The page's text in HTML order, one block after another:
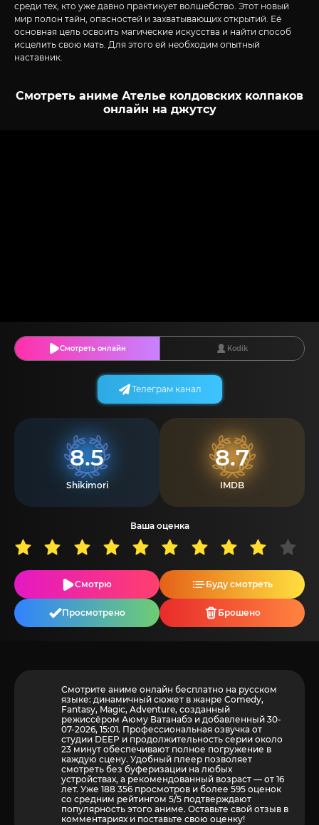
среди тех, кто уже давно практикует волшебство. Этот новый
мир полон тайн, опасностей и захватывающих открытий. Её
основная цель освоить магические искусства и найти способ
исцелить свою мать. Для этого ей необходим опытный
наставник.
Смотреть аниме Ателье колдовских колпаков
онлайн на джутсу
Смотреть онлайн Kodik
8.5
Shikimori
8.7
IMDB
Ваша оценка
Смотрю Буду смотреть
Просмотрено Брошено
Телеграм канал
Смотрите аниме онлайн бесплатно на русском
языке: динамичный сюжет в жанре Comedy,
Fantasy, Magic, Adventure, созданный
режиссёром Аюму Ватанабэ и добавленный 30-
07-2026, 15:01. Профессиональная озвучка от
студии DEEP и продолжительность серии около
23 минут обеспечивают полное погружение в
каждую сцену. Удобный плеер позволяет
смотреть без буферизации на любых
устройствах, а рекомендованный возраст — от 16
лет. Уже 188 356 просмотров и более 595 оценок
со средним рейтингом 5/5 подтверждают
популярность этого аниме. Оставьте свой отзыв в
комментариях и поставьте свою оценку!